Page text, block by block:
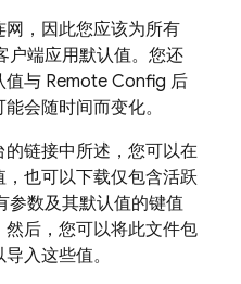
，因此您应该为所有
户端应用默认值。您还
值与 Remote Config 后
会随时间而变化。
链接中所述，您可以在
也可以下载仅包含活跃
参数及其默认值的键值
后，您可以将此文件包
入这些值。